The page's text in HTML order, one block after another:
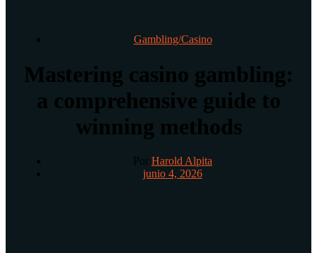
Gambling/Casino
Mastering casino gambling:
a comprehensive guide to
winning methods
Por Harold Alpita
junio 4, 2026